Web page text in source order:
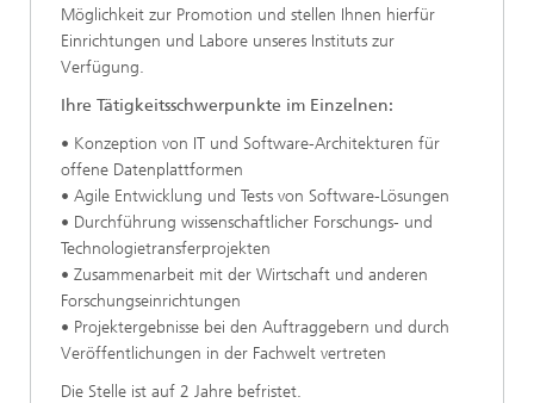
Möglichkeit zur Promotion und stellen Ihnen hierfür
Einrichtungen und Labore unseres Instituts zur
Verfügung.
Ihre Tätigkeitsschwerpunkte im Einzelnen:
• Konzeption von IT und Software-Architekturen für
offene Datenplattformen
• Agile Entwicklung und Tests von Software-Lösungen
• Durchführung wissenschaftlicher Forschungs- und
Technologietransferprojekten
• Zusammenarbeit mit der Wirtschaft und anderen
Forschungseinrichtungen
• Projektergebnisse bei den Auftraggebern und durch
Veröffentlichungen in der Fachwelt vertreten
Die Stelle ist auf 2 Jahre befristet.